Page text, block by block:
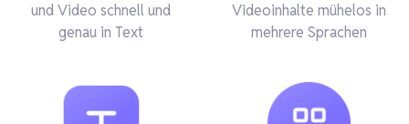
und Video schnell und
genau in Text
Videoinhalte mühelos in
mehrere Sprachen